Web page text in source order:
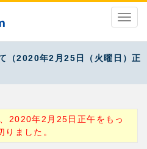
（2020年2月25日（火曜日）正
2020年2月25日正午をもっ
りました。